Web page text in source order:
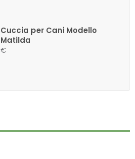
Cuccia per Cani Modello
Matilda
€